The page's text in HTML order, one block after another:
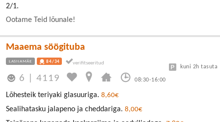
2/1.
Ootame Teid lõunale!
Maaema söögituba
LASNAMÄE 84/34
6 |4119 08:30-16:00
kuni 2h tasuta
Lõhesteik teriyaki glasuuriga. 8,60€
Sealihatasku jalapeno ja cheddariga. 8,00€